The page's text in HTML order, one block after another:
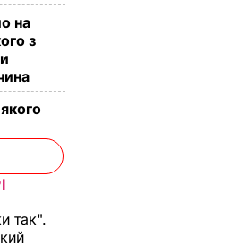
на
з
так".